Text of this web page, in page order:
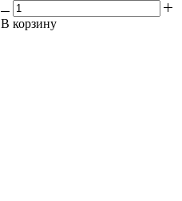
В корзину